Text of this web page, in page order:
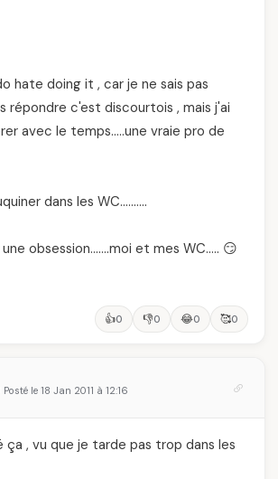
hate doing it , car je ne sais pas
répondre c'est discourtois , mais j'ai
avec le temps…..une vraie pro de
dans les WC……….
obsession…….moi et mes WC….. 😏
👍0 👎0 😂0 🥰0
Posté le 18 Jan 2011 à 12:16
ça , vu que je tarde pas trop dans les